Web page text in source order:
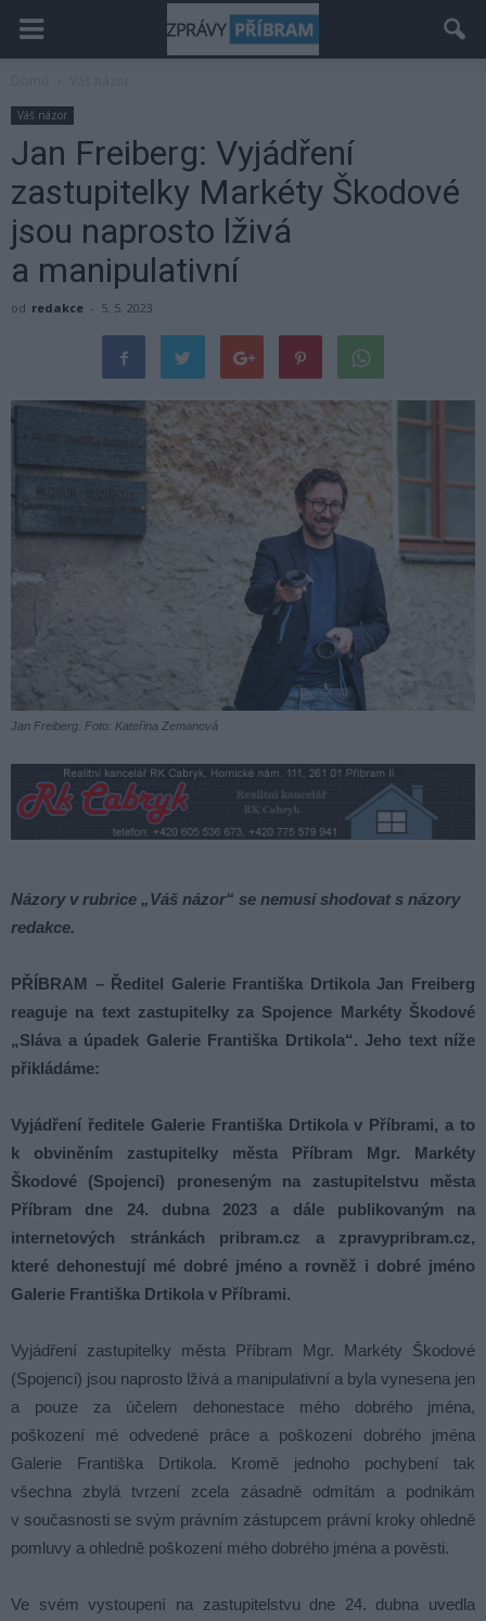
Váš názor
Jan Freiberg: Vyjádření
zastupitelky Markéty Škodové
jsou naprosto lživá
a manipulativní
od redakce - 5. 5. 2023
Jan Freiberg. Foto: Kateřina Zemanová
Názory v rubrice „Váš názor“ se nemusí shodovat s názory
redakce.
PŘÍBRAM – Ředitel Galerie Františka Drtikola Jan Freiberg
reaguje na text zastupitelky za Spojence Markéty Škodové
„Sláva a úpadek Galerie Františka Drtikola“. Jeho text níže
přikládáme:
Vyjádření ředitele Galerie Františka Drtikola v Příbrami, a to
k obviněním zastupitelky města Příbram Mgr. Markéty
Škodové (Spojenci) proneseným na zastupitelstvu města
Příbram dne 24. dubna 2023 a dále publikovaným na
internetových stránkách pribram.cz a zpravypribram.cz,
které dehonestují mé dobré jméno a rovněž i dobré jméno
Galerie Františka Drtikola v Příbrami.
Vyjádření zastupitelky města Příbram Mgr. Markéty Škodové
(Spojenci) jsou naprosto lživá a manipulativní a byla vynesena jen
a pouze za účelem dehonestace mého dobrého jména,
poškození mé odvedené práce a poškození dobrého jména
Galerie Františka Drtikola. Kromě jednoho pochybení tak
všechna zbylá tvrzení zcela zásadně odmítám a podnikám
v současnosti se svým právním zástupcem právní kroky ohledně
pomluvy a ohledně poškození mého dobrého jména a pověsti.
Ve svém vystoupení na zastupitelstvu dne 24. dubna uvedla